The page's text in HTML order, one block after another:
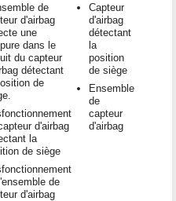
de
d'airbag
une
dans le
du capteur
détectant
de
d'airbag
la
de siège
de
d'airbag
Capteur
d'airbag
détectant
la
position
de siège
Ensemble
de
capteur
d'airbag